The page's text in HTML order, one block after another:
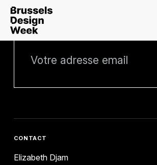
RESTEZ INFORMÉ
CONTACT
Elizabeth Djam